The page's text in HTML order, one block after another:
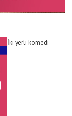
İki yerli komedi